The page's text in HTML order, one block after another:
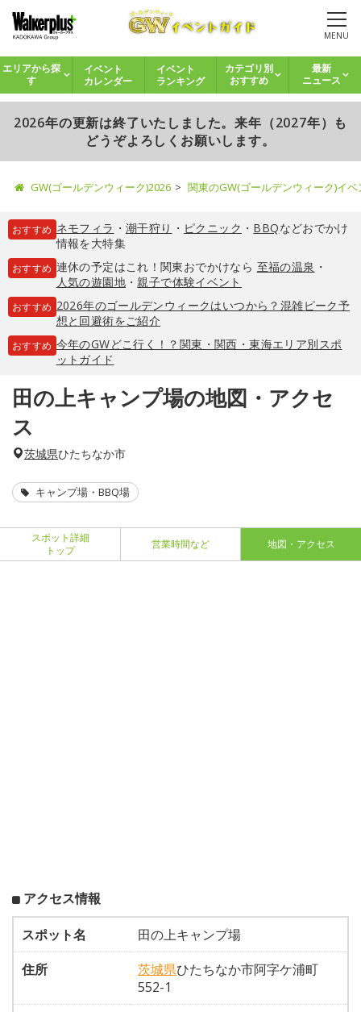
MENU
エリアから探
す
イベント
カレンダー
イベント
ランキング
カテゴリ別
おすすめ
最新
ニュース
2026年の更新は終了いたしました。来年（2027年）も
どうぞよろしくお願いします。
GW(ゴールデンウィーク)2026 関東のGW(ゴールデンウィーク)イ
おすすめ ネモフィラ ・ 潮干狩り ・ ピクニック ・ BBQなどおでかけ
情報を大特集
おすすめ 連休の予定はこれ！関東おでかけなら 至福の温泉 ・
人気の遊園地・親子で体験イベント
おすすめ 2026年のゴールデンウィークはいつから？混雑ピーク予
想と回避術をご紹介
おすすめ 今年のGWどこ行く！？関東・関西・東海エリア別スポ
ットガイド
田の上キャンプ場の地図・アクセ
ス
茨城県ひたちなか市
キャンプ場・BBQ場
スポット詳細
トップ
営業時間など 地図・アクセス
アクセス情報
スポット名
田の上キャンプ場
住所
茨城県ひたちなか市阿字ケ浦町
552-1